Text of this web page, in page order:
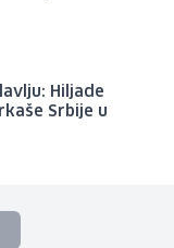
Hiljade
Srbije u